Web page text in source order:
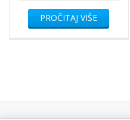
PROČITAJ VIŠE